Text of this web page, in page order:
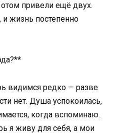
привели ещё двух.
и жизнь постепенно
видимся редко — разве
нет. Душа успокоилась,
когда вспоминаю.
я живу для себя, а мои